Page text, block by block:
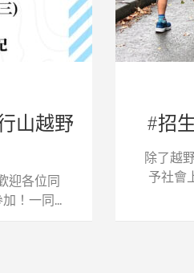
山越野
迎各位同
！一同...
#招
除了越
予社會